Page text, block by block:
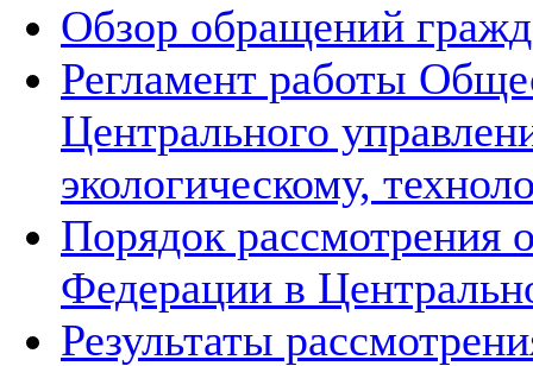
Обзор обращений
Регламент работы
Центрального
экологическому,
Порядок рассмотрения
Федерации в
Результаты